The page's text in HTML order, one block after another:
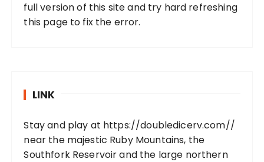
full version of this site and try hard refreshing
this page to fix the error.
LINK
Stay and play at https://doubledicerv.com//
near the majestic Ruby Mountains, the
Southfork Reservoir and the large northern